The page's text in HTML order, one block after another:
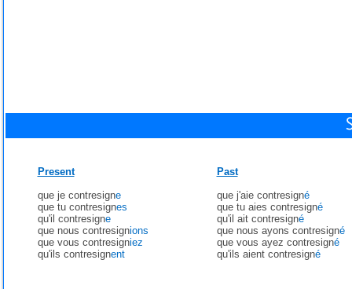
Present
que je contresigne
que tu contresignes
qu'il contresigne
que nous contresignions
que vous contresigniez
qu'ils contresignent
Past
que j'aie contresigné
que tu aies contresigné
qu'il ait contresigné
que nous ayons contresigné
que vous ayez contresigné
qu'ils aient contresigné